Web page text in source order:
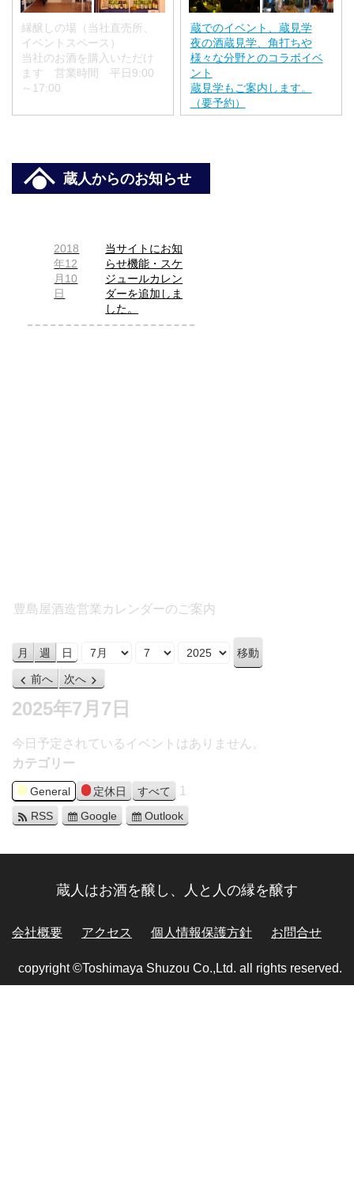
縁醸しの場（当社直売所、
イベントスペース）
当社のお酒を購入いただけ
ます 営業時間 平日9:00
～17:00
蔵でのイベント、蔵見学
夜の酒蔵見学、角打ちや
様々な分野とのコラボイベ
ント
蔵見学もご案内します。
（要予約）
蔵人からのお知らせ
2018
年12
月10
日
当サイトにお知
らせ機能・スケ
ジュールカレン
ダーを追加しま
した。
豊島屋酒造営業カレンダーのご案内
月 週 日 月 日 年
前へ 次へ
2025年7月7日
今日予定されているイベントはありません。
カテゴリー
General 定休日 すべて 1
RSS Google Outlook
蔵人はお酒を醸し、人と人の縁を醸す
会社概要 アクセス 個人情報保護方針 お問合せ
copyright ©Toshimaya Shuzou Co.,Ltd. all rights reserved.